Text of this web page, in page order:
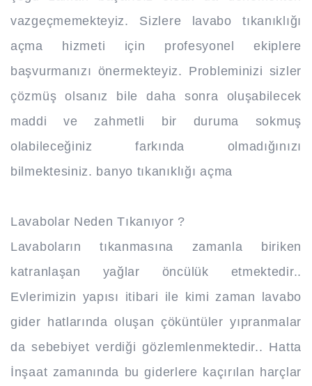
vazgeçmemekteyiz. Sizlere lavabo tıkanıklığı
açma hizmeti için profesyonel ekiplere
başvurmanızı önermekteyiz. Probleminizi sizler
çözmüş olsanız bile daha sonra oluşabilecek
maddi ve zahmetli bir duruma sokmuş
olabileceğiniz farkında olmadığınızı
bilmektesiniz. banyo tıkanıklığı açma
Lavabolar Neden Tıkanıyor ?
Lavaboların tıkanmasına zamanla biriken
katranlaşan yağlar öncülük etmektedir..
Evlerimizin yapısı itibari ile kimi zaman lavabo
gider hatlarında oluşan çöküntüler yıpranmalar
da sebebiyet verdiği gözlemlenmektedir.. Hatta
İnşaat zamanında bu giderlere kaçırılan harçlar